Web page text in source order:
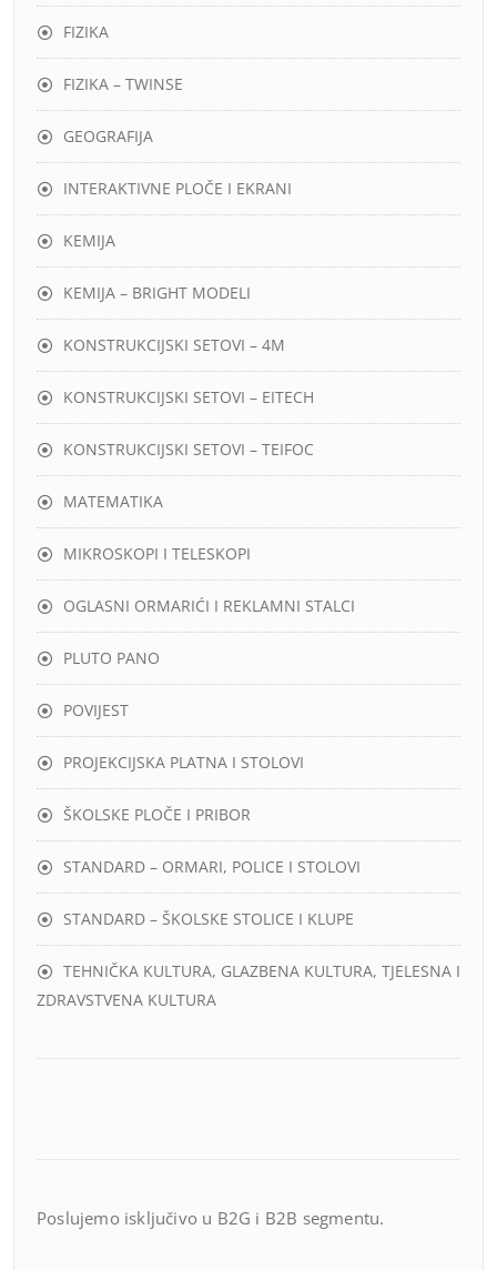
FIZIKA
FIZIKA – TWINSE
GEOGRAFIJA
INTERAKTIVNE PLOČE I EKRANI
KEMIJA
KEMIJA – BRIGHT MODELI
KONSTRUKCIJSKI SETOVI – 4M
KONSTRUKCIJSKI SETOVI – EITECH
KONSTRUKCIJSKI SETOVI – TEIFOC
MATEMATIKA
MIKROSKOPI I TELESKOPI
OGLASNI ORMARIĆI I REKLAMNI STALCI
PLUTO PANO
POVIJEST
PROJEKCIJSKA PLATNA I STOLOVI
ŠKOLSKE PLOČE I PRIBOR
STANDARD – ORMARI, POLICE I STOLOVI
STANDARD – ŠKOLSKE STOLICE I KLUPE
TEHNIČKA KULTURA, GLAZBENA KULTURA, TJELESNA I
ZDRAVSTVENA KULTURA
Poslujemo isključivo u B2G i B2B segmentu.